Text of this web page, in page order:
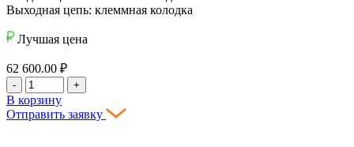
Выходная цепь: клеммная колодка
Лучшая цена
62 600.00 ₽
- +
В корзину
Отправить заявку